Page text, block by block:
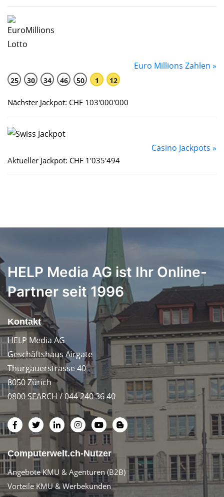
Euro Millions Zahlen »
25 30 34 46 50 1 12
Nächster Jackpot: CHF 103'000'000
Casino Jackpots »
Aktueller Jackpot: CHF 1'035'494
HELP Media AG ist Ihr Online-
Partner seit 1996
Kontakt
HELP Media AG
Geschäftshaus Airgate
Thurgauerstrasse 40
8050 Zürich
0800 SEARCH / 044 240 36 40
Computerwelt.ch-Nutzer
Angebote KMU & Agenturen (B2B)
Vorteile KMU & Werbekunden